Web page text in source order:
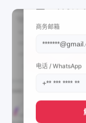
商务邮箱
电话 / WhatsApp